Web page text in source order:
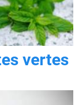
vertes